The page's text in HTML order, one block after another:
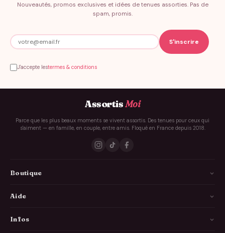
Nouveautés, promos exclusives et idées de tenues assorties. Pas de
spam, promis.
J'accepte lestermes & conditions
AssortisMoi
Parce que les plus beaux moments se vivent assortis. Des tenues pour ceux qui
s'aiment — en famille, en couple, entre amis. Floqué en France depuis 2018.
Boutique
Aide
Infos